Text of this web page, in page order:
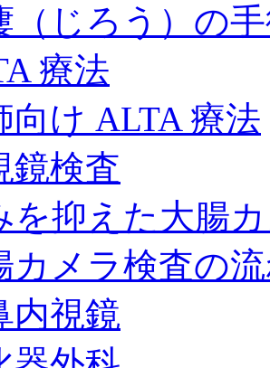
（じろう）の
療法
向け ALTA 療法
鏡検査
を抑えた大腸
カメラ検査の
内視鏡